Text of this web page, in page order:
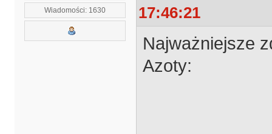
Wiadomości: 1630
17:46:21
Najważniejsze
Azoty: